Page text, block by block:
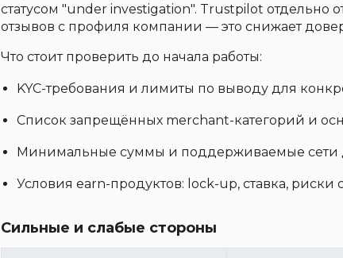
статусом "under investigation". Trustpilot отдельно
отзывов с профиля компании — это снижает
Что стоит проверить до начала работы:
KYC-требования и лимиты по выводу для
Список запрещённых merchant-категорий и
Минимальные суммы и поддерживаемые сети
Условия earn-продуктов: lock-up, ставка, риски
Сильные и слабые стороны